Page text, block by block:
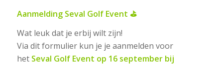
Aanmelding Seval Golf Event ⛳
Wat leuk dat je erbij wilt zijn!
Via dit formulier kun je je aanmelden voor
het Seval Golf Event op 16 september bij